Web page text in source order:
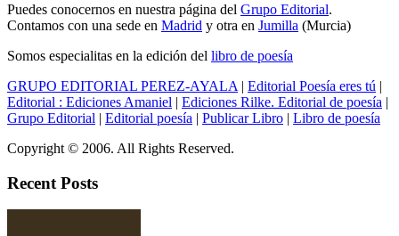
Puedes conocernos en nuestra página del Grupo Editorial.
Contamos con una sede en Madrid y otra en Jumilla (Murcia)
Somos especialitas en la edición del libro de poesía
GRUPO EDITORIAL PEREZ-AYALA | Editorial Poesía eres tú |
Editorial : Ediciones Amaniel | Ediciones Rilke. Editorial de poesía |
Grupo Editorial | Editorial poesía | Publicar Libro | Libro de poesía
Copyright © 2006. All Rights Reserved.
Recent Posts